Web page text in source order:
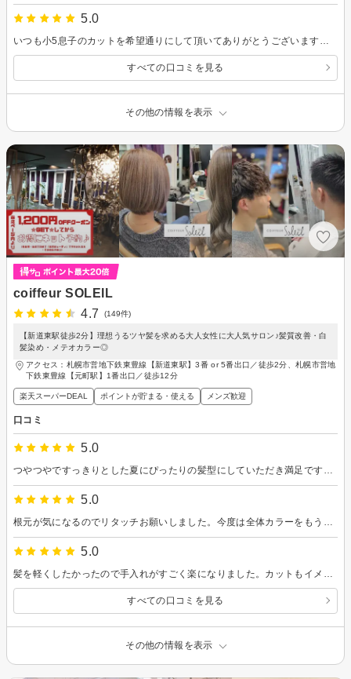
5.0
すべての口コミを見る
その他の情報を表示
coiffeur SOLEIL
4.7
(149件)
【新道東駅徒歩2分】理想うるツヤ髪を求める大人女性に大人気サロン♪髪質改善・白
髪染め・メテオカラー◎
アクセス：札幌市営地下鉄東豊線【新道東駅】3番 or 5番出口／徒歩2分、札幌市営地
下鉄東豊線【元町駅】1番出口／徒歩12分
楽天スーパーDEAL ポイントが貯まる・使える メンズ歓迎
口コミ
5.0
5.0
5.0
すべての口コミを見る
その他の情報を表示